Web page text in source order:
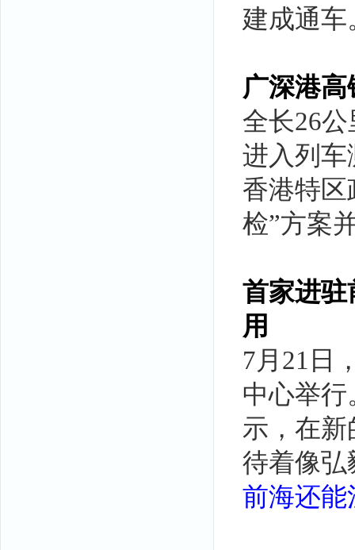
建成通车
广深港
全长26
进入列车
香港特区
检”方案
首家进
用
7月21日
中心举
示，在
待着像弘
前海还能